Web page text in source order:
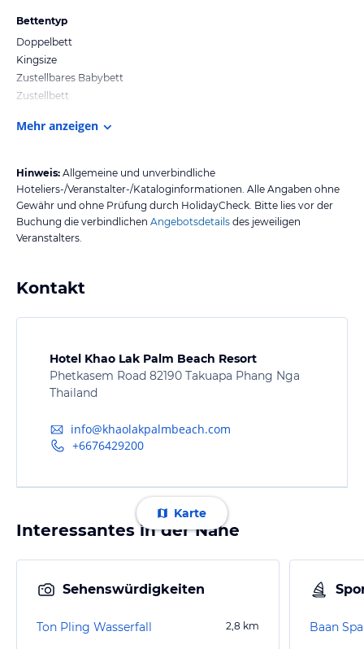
Bettentyp
Doppelbett
Kingsize
Zustellbares Babybett
Zustellbett
Mehr anzeigen
Hinweis: Allgemeine und unverbindliche
Hoteliers-/Veranstalter-/Kataloginformationen. Alle Angaben ohne
Gewähr und ohne Prüfung durch HolidayCheck. Bitte lies vor der
Buchung die verbindlichen Angebotsdetails des jeweiligen
Veranstalters.
Kontakt
Hotel Khao Lak Palm Beach Resort
Phetkasem Road 82190 Takuapa Phang Nga
Thailand
info@khaolakpalmbeach.com
+6676429200
Karte
Interessantes in der Nähe
Sehenswürdigkeiten
Ton Pling Wasserfall 2,8 km Baan Spa